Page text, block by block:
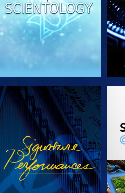
ANSEHEN